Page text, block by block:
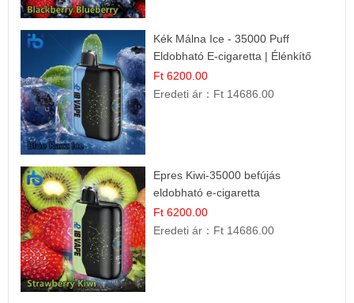
Kék Málna Ice - 35000 Puff
Eldobható E-cigaretta | Élénkítő
Gyümölcsös Frissesség!
Ft 6200.00
Eredeti ár： Ft 14686.00
Epres Kiwi-35000 befújás
eldobható e-cigaretta
Ft 6200.00
Eredeti ár： Ft 14686.00